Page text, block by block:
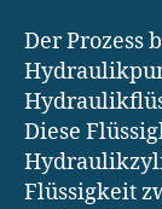
Der Prozess
Diese
Flüssigkeit